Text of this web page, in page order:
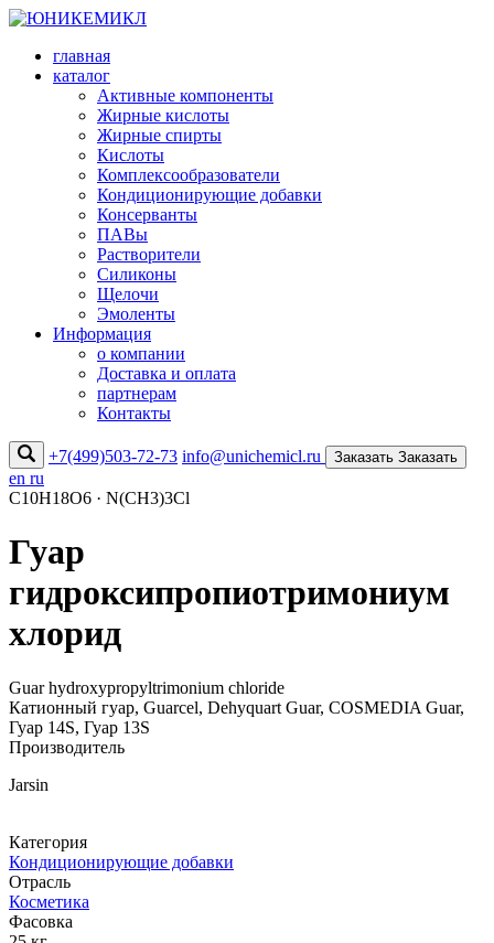
главная
каталог
Активные компоненты
Жирные кислоты
Жирные спирты
Кислоты
Комплексообразователи
Кондиционирующие добавки
Консерванты
ПАВы
Растворители
Силиконы
Щелочи
Эмоленты
Информация
о компании
Доставка и оплата
партнерам
Контакты
+7(499)503-72-73 info@unichemicl.ru Заказать Заказать
en ru
C10H18O6 · N(CH3)3Cl
Гуар
гидроксипропиотримониум
хлорид
Guar hydroxypropyltrimonium chloride
Катионный гуар, Guarcel, Dehyquart Guar, COSMEDIA Guar,
Гуар 14S, Гуар 13S
Производитель
Jarsin
Категория
Кондиционирующие добавки
Отрасль
Косметика
Фасовка